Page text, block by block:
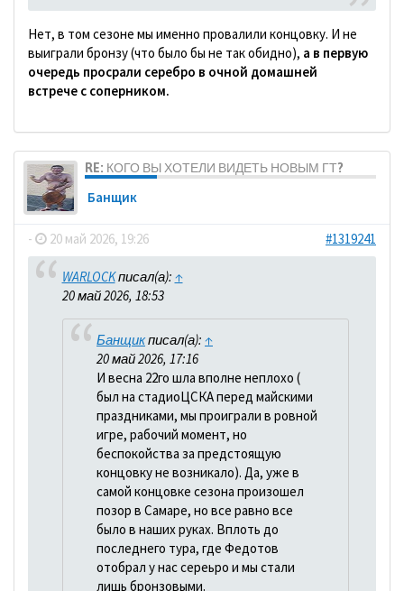
Нет, в том сезоне мы именно провалили концовку. И не
выиграли бронзу (что было бы не так обидно), а в первую
очередь просрали серебро в очной домашней
встрече с соперником.
RE: КОГО ВЫ ХОТЕЛИ ВИДЕТЬ НОВЫМ ГТ?
Банщик
- 20 май 2026, 19:26 #1319241
WARLOCKписал(а): ↑
20 май 2026, 18:53
Банщикписал(а): ↑
20 май 2026, 17:16
И весна 22го шла вполне неплохо (
был на стадиоЦСКА перед майскими
праздниками, мы проиграли в ровной
игре, рабочий момент, но
беспокойства за предстоящую
концовку не возникало). Да, уже в
самой концовке сезона произошел
позор в Самаре, но все равно все
было в наших руках. Вплоть до
последнего тура, где Федотов
отобрал у нас сереьро и мы стали
лишь бронзовыми.